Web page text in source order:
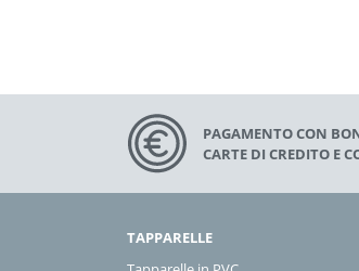
PAGAMENTO CON
CARTE DI CREDITO E
TAPPARELLE